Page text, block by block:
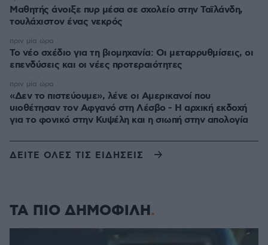
Μαθητής άνοιξε πυρ μέσα σε σχολείο στην Ταϊλάνδη,
τουλάχιστον ένας νεκρός
Το νέο σχέδιο για τη βιομηχανία: Οι μεταρρυθμίσεις, οι
επενδύσεις και οι νέες προτεραιότητες
πριν μία ώρα
«Δεν το πιστεύουμε», λένε οι Αμερικανοί που
υιοθέτησαν τον Αφγανό στη Λέσβο - Η αρχική εκδοχή
για το φονικό στην Κυψέλη και η σιωπή στην απολογία
πριν μία ώρα
ΔΕΙΤΕ ΟΛΕΣ ΤΙΣ ΕΙΔΗΣΕΙΣ
ΤΑ ΠΙΟ ΔΗΜΟΦΙΛΗ